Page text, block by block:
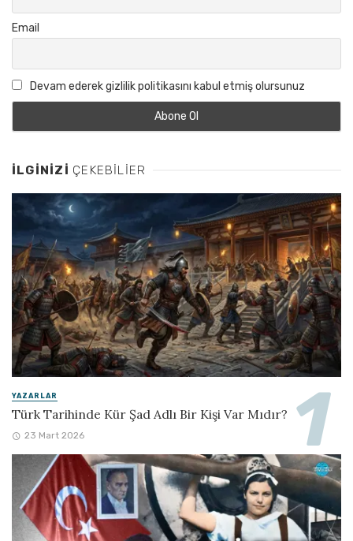
Email
Devam ederek gizlilik politikasını kabul etmiş olursunuz
İLGINIZI ÇEKEBILIER
YAZARLAR
Türk Tarihinde Kür Şad Adlı Bir Kişi Var Mıdır?
23 Mart 2026